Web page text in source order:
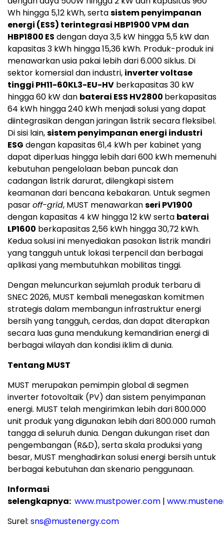
Wh hingga 5,12 kWh, sertasistem penyimpanan
energi (ESS) terintegrasi HBP1900 VPM dan
HBP1800 ES dengan daya 3,5 kW hingga 5,5 kW dan
kapasitas 3 kWh hingga 15,36 kWh. Produk-produk ini
menawarkan usia pakai lebih dari 6.000 siklus. Di
sektor komersial dan industri, inverter voltase
tinggi PH11-60KL3-EU-HV berkapasitas 30 kW
hingga 60 kW dan baterai ESS HV2800 berkapasitas
64 kWh hingga 240 kWh menjadi solusi yang dapat
diintegrasikan dengan jaringan listrik secara fleksibel.
Di sisi lain,sistem penyimpanan energi industri
ESG dengan kapasitas 61,4 kWh per kabinet yang
dapat diperluas hingga lebih dari 600 kWh memenuhi
kebutuhan pengelolaan beban puncak dan
cadangan listrik darurat, dilengkapi sistem
keamanan dari bencana kebakaran. Untuk segmen
pasaroff-grid, MUST menawarkanseri PV1900
dengan kapasitas 4 kW hingga 12 kW serta baterai
LP1600 berkapasitas 2,56 kWh hingga 30,72 kWh.
Kedua solusi ini menyediakan pasokan listrik mandiri
yang tangguh untuk lokasi terpencil dan berbagai
aplikasi yang membutuhkan mobilitas tinggi.
Dengan meluncurkan sejumlah produk terbaru di
SNEC 2026, MUST kembali menegaskan komitmen
strategis dalam membangun infrastruktur energi
bersih yang tangguh, cerdas, dan dapat diterapkan
secara luas guna mendukung kemandirian energi di
berbagai wilayah dan kondisi iklim di dunia.
Tentang MUST
MUST merupakan pemimpin global di segmen
inverter fotovoltaik (PV) dan sistem penyimpanan
energi. MUST telah mengirimkan lebih dari 800.000
unit produk yang digunakan lebih dari 800.000 rumah
tangga di seluruh dunia. Dengan dukungan riset dan
pengembangan (R&D), serta skala produksi yang
besar, MUST menghadirkan solusi energi bersih untuk
berbagai kebutuhan dan skenario penggunaan.
Informasi
selengkapnya: www.mustpower.com |
Surel: sns@mustenergy.com